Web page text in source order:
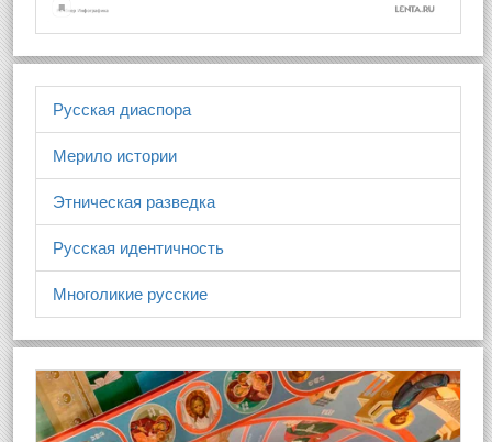
Русская диаспора
Мерило истории
Этническая разведка
Русская идентичность
Многоликие русские